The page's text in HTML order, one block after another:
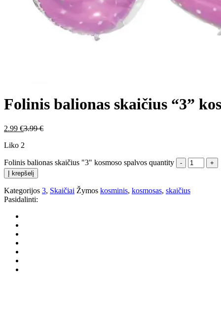
Folinis balionas skaičius “3”
2.99 €3.99€
Liko 2
Folinis balionas skaičius "3" kosmoso spalvos quantity
Į krepšelį
Kategorijos 3, Skaičiai Žymos kosminis, kosmosas, skaičius
Pasidalinti: